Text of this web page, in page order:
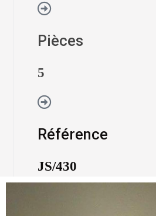
Pièces
5
Référence
JS/430